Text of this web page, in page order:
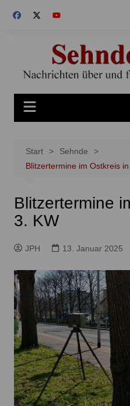
Inhalt
Start
Sehnde
Blitzertermine im Ostkreis
Blitzertermine
3. KW
JPH 13. Januar 2025